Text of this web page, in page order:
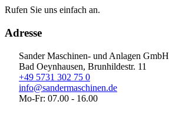
Rufen Sie uns einfach an.
Adresse
Sander Maschinen- und Anlagen GmbH
Bad Oeynhausen, Brunhildestr. 11
+49 5731 302 75 0
info@sandermaschinen.de
Mo-Fr: 07.00 - 16.00